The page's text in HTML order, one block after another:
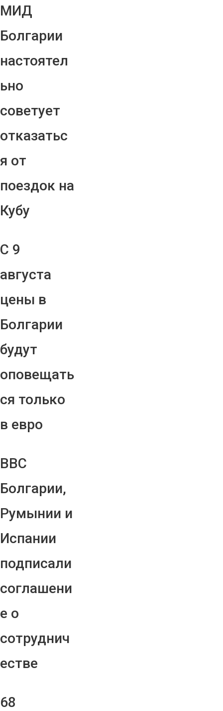
МИД
Болгарии
настоятел
ьно
советует
отказатьс
я от
поездок на
Кубу
С 9
августа
цены в
Болгарии
будут
оповещать
ся только
в евро
ВВС
Болгарии,
Румынии и
Испании
подписали
соглашени
е о
сотруднич
естве
68